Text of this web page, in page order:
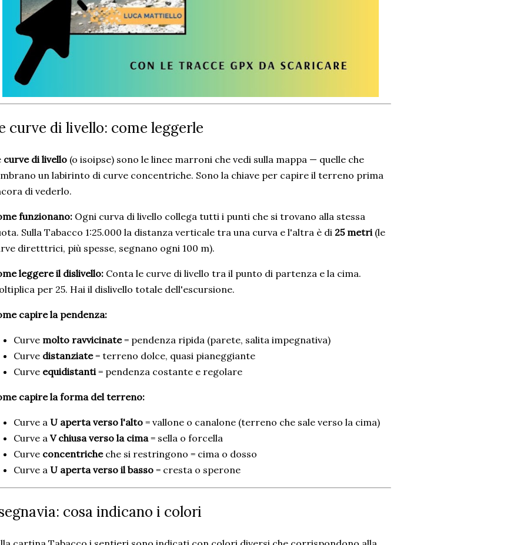
curve di livello: come leggerle
curve di livello (o isoipse) sono le linee marroni che vedi sulla mappa — quelle che
un labirinto di curve concentriche. Sono la chiave per capire il terreno prima
di vederlo.
funzionano: Ogni curva di livello collega tutti i punti che si trovano alla stessa
Sulla Tabacco 1:25.000 la distanza verticale tra una curva e l'altra è di 25 metri (le
diretttrici, più spesse, segnano ogni 100 m).
leggere il dislivello: Conta le curve di livello tra il punto di partenza e la cima.
per 25. Hai il dislivello totale dell'escursione.
capire la pendenza:
Curve molto ravvicinate= pendenza ripida (parete, salita impegnativa)
Curve distanziate= terreno dolce, quasi pianeggiante
Curve equidistanti = pendenza costante e regolare
capire la forma del terreno:
Curve a U aperta verso l'alto = vallone o canalone (terreno che sale verso la cima)
Curve a V chiusa verso la cima= sella o forcella
Curve concentricheche si restringono = cima o dosso
Curve a U aperta verso il basso = cresta o sperone
cosa indicano i colori